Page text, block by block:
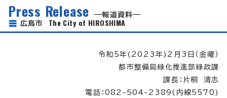
Press Release
報道資料
広島市 The City of HIROSHIMA
令和5年(2023年)2月3日（金曜）
都市整備局緑化推進部緑政課
課長：片桐 清志
電話：082-504-2389(内線5570)